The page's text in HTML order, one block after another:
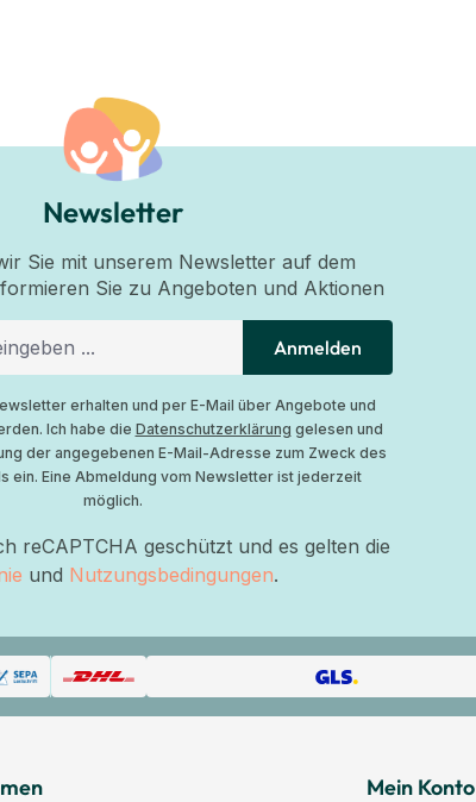
Newsletter
Sie mit unserem Newsletter auf dem
Sie zu Angeboten und Aktionen
Anmelden
erhalten und per E-Mail über Angebote und
Ich habe die Datenschutzerklärung gelesen und
der angegebenen E-Mail-Adresse zum Zweck des
ein. Eine Abmeldung vom Newsletter ist jederzeit
möglich.
reCAPTCHA geschützt und es gelten die
und Nutzungsbedingungen.
Mein Konto